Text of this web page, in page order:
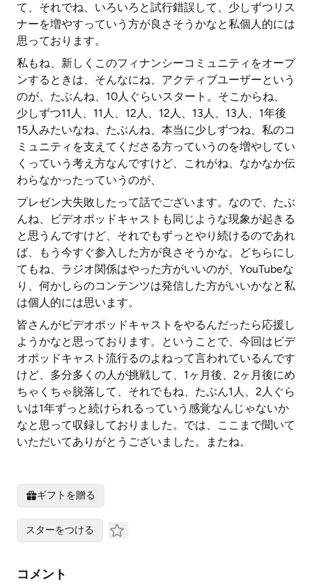
て、それでね、いろいろと試行錯誤して、少しずつリス
ナーを増やすっていう方が良さそうかなと私個人的には
思っております。
私もね、新しくこのフィナンシーコミュニティをオープ
ンするときは、そんなにね、アクティブユーザーという
のが、たぶんね、10人ぐらいスタート。そこからね、
少しずつ11人、11人、12人、12人、13人、13人、1年後
15人みたいなね、たぶんね、本当に少しずつね、私のコ
ミュニティを支えてくださる方っていうのを増やしてい
くっていう考え方なんですけど、これがね、なかなか伝
わらなかったっていうのが、
プレゼン大失敗したって話でございます。なので、たぶ
んね、ビデオポッドキャストも同じような現象が起きる
と思うんですけど、それでもずっとやり続けるのであれ
ば、もう今すぐ参入した方が良さそうかな。どちらにし
てもね、ラジオ関係はやった方がいいのが、YouTubeな
り、何かしらのコンテンツは発信した方がいいかなと私
は個人的には思います。
皆さんがビデオポッドキャストをやるんだったら応援し
ようかなと思っております。ということで、今回はビデ
オポッドキャスト流行るのよねって言われているんです
けど、多分多くの人が挑戦して、1ヶ月後、2ヶ月後にめ
ちゃくちゃ脱落して、それでもね、たぶん1人、2人ぐら
いは1年ずっと続けられるっていう感覚なんじゃないか
なと思って収録しておりました。では、ここまで聞いて
いただいてありがとうございました。またね。
ギフトを贈る
スターをつける
コメント